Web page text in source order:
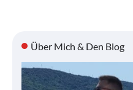
Über Mich & Den Blog